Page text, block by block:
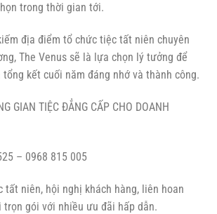
trong thời gian tới.
địa điểm tổ chức tiệc tất niên chuyên
The Venus sẽ là lựa chọn lý tưởng để
kết cuối năm đáng nhớ và thành công.
GIAN TIỆC ĐẲNG CẤP CHO DOANH
– 0968 815 005
tất niên, hội nghị khách hàng, liên hoan
gói với nhiều ưu đãi hấp dẫn.